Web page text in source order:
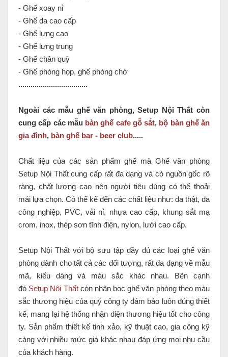
- Ghế xoay nỉ
- Ghế da cao cấp
- Ghế lưng cao
- Ghế lưng trung
- Ghế chân quỳ
- Ghế phòng họp, ghế phòng chờ
..................................
Ngoài các mẫu ghế văn phòng, Setup Nội Thất còn
cung cấp các mẫu bàn ghế cafe gỗ sắt, bộ bàn ghế ăn
gia đình, bàn ghế bar - beer club.....
Chất liệu của các sản phẩm ghế mà Ghế văn phòng
Setup Nội Thất cung cấp rất đa dạng và có nguồn gốc rõ
ràng, chất lượng cao nên người tiêu dùng có thể thoải
mái lựa chọn. Có thể kể đến các chất liệu như: da thật, da
công nghiệp, PVC, vải nỉ, nhựa cao cấp, khung sắt mạ
crom, inox, thép sơn tĩnh điện, nylon, lưới cao cấp.
Setup Nội Thất với bộ sưu tập đầy đủ các loại ghế văn
phòng dành cho tất cả các đối tượng, rất đa dạng về mẫu
mã, kiểu dáng và màu sắc khác nhau. Bên cạnh
đó Setup Nội Thấtcòn nhận bọc ghế văn phòng theo màu
sắc thương hiệu của quý công ty đảm bảo luôn đúng thiết
kế, mang lại hệ thống nhận diện thương hiệu tốt cho công
ty. Sản phẩm thiết kế tinh xảo, kỹ thuật cao, gia công kỹ
càng với nhiều mức giá khác nhau đáp ứng mọi nhu cầu
của khách hàng.